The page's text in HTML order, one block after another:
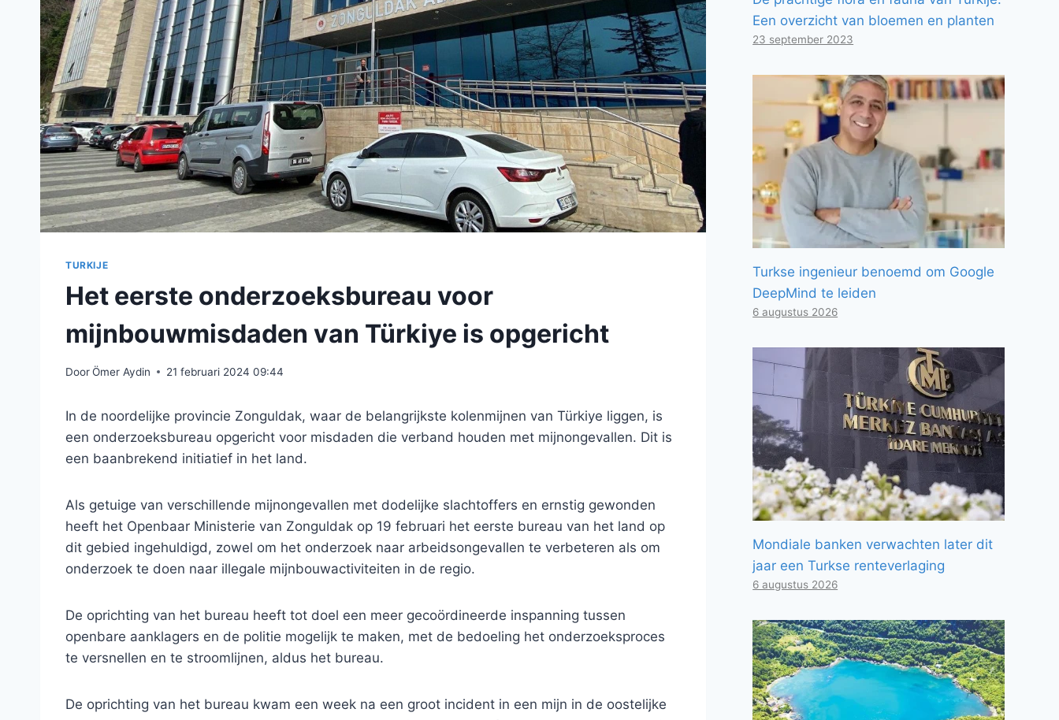
TURKIJE
Het eerste onderzoeksbureau voor
mijnbouwmisdaden van Türkiye is opgericht
DoorÖmer Aydin 21 februari 2024 09:44
In de noordelijke provincie Zonguldak, waar de belangrijkste kolenmijnen van Türkiye liggen, is
een onderzoeksbureau opgericht voor misdaden die verband houden met mijnongevallen. Dit is
een baanbrekend initiatief in het land.
Als getuige van verschillende mijnongevallen met dodelijke slachtoffers en ernstig gewonden
heeft het Openbaar Ministerie van Zonguldak op 19 februari het eerste bureau van het land op
dit gebied ingehuldigd, zowel om het onderzoek naar arbeidsongevallen te verbeteren als om
onderzoek te doen naar illegale mijnbouwactiviteiten in de regio.
De oprichting van het bureau heeft tot doel een meer gecoördineerde inspanning tussen
openbare aanklagers en de politie mogelijk te maken, met de bedoeling het onderzoeksproces
te versnellen en te stroomlijnen, aldus het bureau.
De oprichting van het bureau kwam een ​​week na een groot incident in een mijn in de oostelijke
Een overzicht van bloemen en planten
23 september 2023
Turkse ingenieur benoemd om Google
DeepMind te leiden
6 augustus 2026
Mondiale banken verwachten later dit
jaar een Turkse renteverlaging
6 augustus 2026